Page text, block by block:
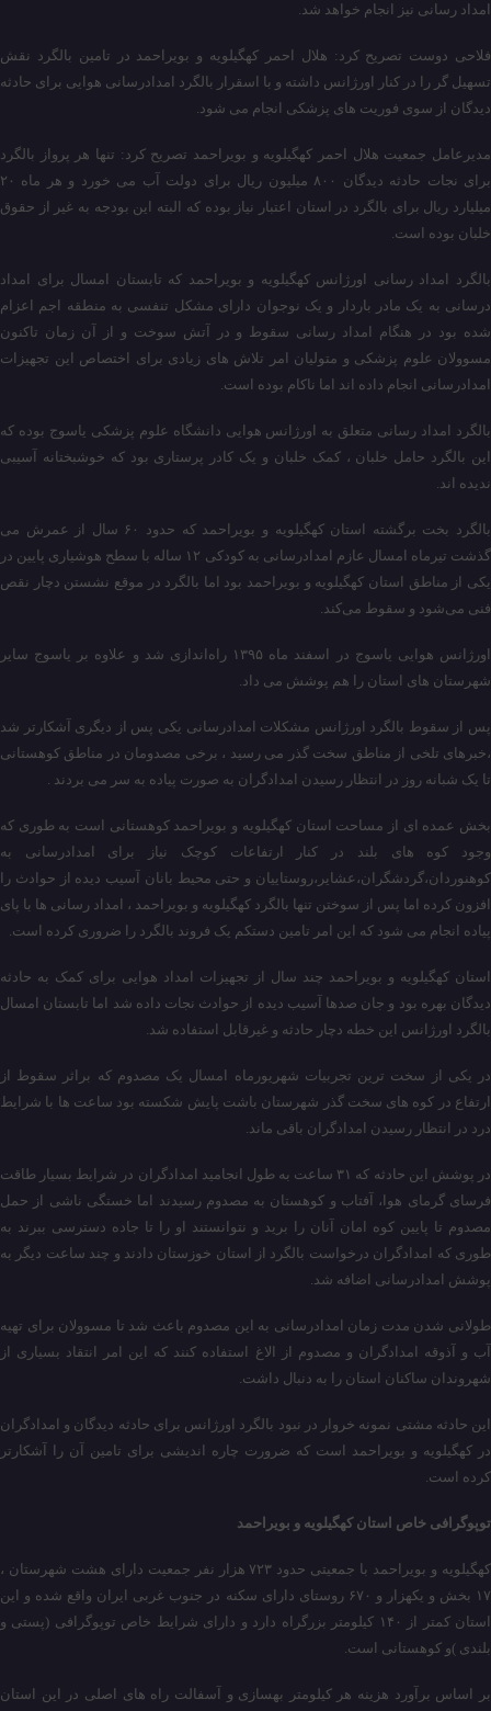
امداد رسانی نیز انجام خواهد شد.
فلاحی دوست تصریح کرد: هلال احمر کهگیلویه و بویراحمد در تامین بالگرد نقش
تسهیل گر را در کنار اورژانس داشته و با اسقرار بالگرد امدادرسانی هوایی برای حادثه
دیدگان از سوی فوریت های پزشکی انجام می شود.
مدیرعامل جمعیت هلال احمر کهگیلویه و بویراحمد تصریح کرد: تنها هر پرواز بالگرد
برای نجات حادثه دیدگان ۸۰۰ میلیون ریال برای دولت آب می خورد و هر ماه ۲۰
میلیارد ریال برای بالگرد در استان اعتبار نیاز بوده که البته این بودجه به غیر از حقوق
خلبان بوده است.
بالگرد امداد رسانی اورژانس کهگیلویه و بویراحمد که تابستان امسال برای امداد
درسانی به یک مادر باردار و یک نوجوان دارای مشکل تنفسی به منطقه اجم اعزام
شده بود در هنگام امداد رسانی سقوط و در آتش سوخت و از آن زمان تاکنون
مسوولان علوم پزشکی و متولیان امر تلاش های زیادی برای اختصاص این تجهیزات
امدادرسانی انجام داده اند اما ناکام بوده است.
بالگرد امداد رسانی متعلق به اورژانس هوایی دانشگاه علوم پزشکی یاسوج بوده که
این بالگرد حامل خلبان ، کمک خلبان و یک کادر پرستاری بود که خوشبختانه آسیبی
ندیده اند.
بالگرد بخت برگشته استان کهگیلویه و بویراحمد که حدود ۶۰ سال از عمرش می
گذشت تیرماه امسال عازم امدادرسانی به کودکی ۱۲ ساله با سطح هوشیاری پایین در
یکی از مناطق استان کهگیلویه و بویراحمد بود اما بالگرد در موقع نشستن ‌دچار نقص
فنی می‌شود و ‌سقوط می‌کند.
اورژانس هوایی یاسوج در اسفند ماه ۱۳۹۵ راه‌اندازی شد و علاوه بر یاسوج سایر
شهرستان های استان را هم پوشش می داد.
پس از سقوط بالگرد اورژانس مشکلات امدادرسانی یکی پس از دیگری آشکارتر شد
،خبرهای تلخی از مناطق سخت گذر می رسید ، برخی مصدومان در مناطق کوهستانی
تا یک شبانه روز در انتظار رسیدن امدادگران به صورت پیاده به سر می بردند .
بخش عمده ای از مساحت استان کهگیلویه و بویراحمد کوهستانی است به طوری که
وجود کوه های بلند در کنار ارتفاعات کوچک نیاز برای امدادرسانی به
کوهنوردان،گردشگران،عشایر،روستاییان و حتی محیط بانان آسیب دیده از حوادث را
افزون کرده اما پس از سوختن تنها بالگرد کهگیلویه و بویراحمد ، امداد رسانی ها با پای
پیاده انجام می شود که این امر تامین دستکم یک فروند بالگرد را ضروری کرده است.
استان کهگیلویه و بویراحمد چند سال از تجهیزات امداد هوایی برای کمک به حادثه
دیدگان بهره بود و جان صدها آسیب دیده از حوادث نجات داده شد اما تابستان امسال
بالگرد اورژانس این خطه دچار حادثه و غیرقابل استفاده شد.
در یکی از سخت ترین تجربیات شهریورماه امسال یک مصدوم که براثر سقوط از
ارتفاع در کوه های سخت گذر شهرستان باشت پایش شکسته بود ساعت ها با شرایط
درد در انتظار رسیدن امدادگران باقی ماند.
در پوشش این حادثه که ۳۱ ساعت به طول انجامید امدادگران در شرایط بسیار طاقت
فرسای گرمای هوا، آفتاب و کوهستان به مصدوم رسیدند اما خستگی ناشی از حمل
مصدوم تا پایین کوه امان آنان را برید و نتوانستند او را تا جاده دسترسی ببرند به
طوری که امدادگران درخواست بالگرد از استان خوزستان دادند و چند ساعت دیگر به
پوشش امدادرسانی اضافه شد.
طولانی شدن مدت زمان امدادرسانی به این مصدوم باعث شد تا مسوولان برای تهیه
آب و آذوقه امدادگران و مصدوم از الاغ استفاده کنند که این امر انتقاد بسیاری از
شهروندان ساکنان استان را به دنبال داشت.
این حادثه مشتی نمونه خروار در نبود بالگرد اورژانس برای حادثه دیدگان و امدادگران
در کهگیلویه و بویراحمد است که ضرورت چاره اندیشی برای تامین آن را آشکارتر
کرده است.
توپوگرافی خاص استان کهگیلویه و بویراحمد
کهگیلویه و بویراحمد با جمعیتی حدود ۷۲۳ هزار نفر جمعیت دارای هشت شهرستان ،
۱۷ بخش و یکهزار و ۶۷۰ روستای دارای سکنه در جنوب غربی ایران واقع شده و این
استان کمتر از ۱۴۰ کیلومتر بزرگراه دارد و دارای شرایط خاص توپوگرافی (پستی و
بلندی )و کوهستانی است.
بر اساس برآورد هزینه هر کیلومتر بهسازی و آسفالت راه های اصلی در این استان